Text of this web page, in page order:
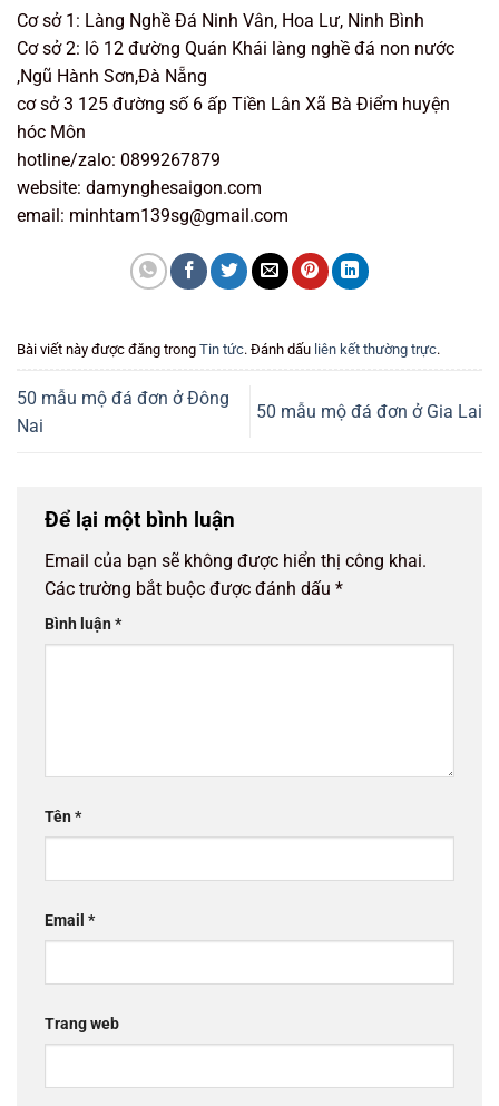
Cơ sở 1: Làng Nghề Đá Ninh Vân, Hoa Lư, Ninh Bình
Cơ sở 2: lô 12 đường Quán Khái làng nghề đá non nước
,Ngũ Hành Sơn,Đà Nẵng
cơ sở 3 125 đường số 6 ấp Tiền Lân Xã Bà Điểm huyện
hóc Môn
hotline/zalo: 0899267879
website: damynghesaigon.com
email: minhtam139sg@gmail.com
Bài viết này được đăng trong Tin tức. Đánh dấu liên kết thường trực.
50 mẫu mộ đá đơn ở Đông
Nai
50 mẫu mộ đá đơn ở Gia Lai
Để lại một bình luận
Email của bạn sẽ không được hiển thị công khai.
Các trường bắt buộc được đánh dấu *
Bình luận*
Tên*
Email *
Trang web